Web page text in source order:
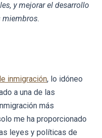
y mejorar el desarrollo
miembros.
inmigración, lo idóneo
a una de las
más
me ha proporcionado
leyes y políticas de